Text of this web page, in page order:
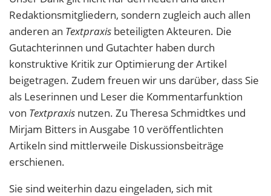
Redaktionsmitgliedern, sondern zugleich auch allen
anderen an Textpraxis beteiligten Akteuren. Die
Gutachterinnen und Gutachter haben durch
konstruktive Kritik zur Optimierung der Artikel
beigetragen. Zudem freuen wir uns darüber, dass Sie
als Leserinnen und Leser die Kommentarfunktion
von Textpraxis nutzen. Zu Theresa Schmidtkes und
Mirjam Bitters in Ausgabe 10 veröffentlichten
Artikeln sind mittlerweile Diskussionsbeiträge
erschienen.
Sie sind weiterhin dazu eingeladen, sich mit